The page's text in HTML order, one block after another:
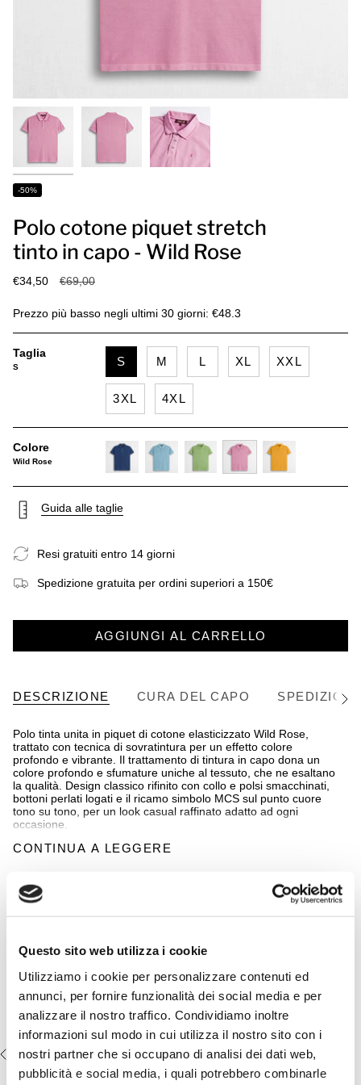
Questo sito web utilizza i cookie
Utilizziamo i cookie per personalizzare contenuti ed
annunci, per fornire funzionalità dei social media e per
analizzare il nostro traffico. Condividiamo inoltre
informazioni sul modo in cui utilizza il nostro sito con i
nostri partner che si occupano di analisi dei dati web,
pubblicità e social media, i quali potrebbero combinarle
-50%
Polo cotone piquet stretch
tinto in capo - Wild Rose
€34,50
Prezzo
€69,00
Prezzo più basso negli ultimi 30 giorni: €48.3
Taglia
S S M L XL XXL
3XL 4XL
Colore
Wild Rose
Guida alle taglie
Resi gratuiti entro 14 giorni
Spedizione gratuita per ordini superiori a 150€
AGGIUNGI AL CARRELLO
DESCRIZIONE CURA DEL CAPO
Vedi
Polo tinta unita in piquet di cotone elasticizzato Wild Rose,
trattato con tecnica di sovratintura per un effetto colore
profondo e vibrante. Il trattamento di tintura in capo dona un
colore profondo e sfumature uniche al tessuto, che ne esaltano
la qualità. Design classico rifinito con collo e polsi smacchinati,
bottoni perlati logati e il ricamo simbolo MCS sul punto cuore
tono su tono, per un look casual raffinato adatto ad ogni
occasione.
- trattamento tinto in capo
- vestibilità regular fit
- chiusura con bottoni effetto legno
- logo MCS ricamato sul petto
- Colore: Wild Rose
14MPS010-02306
CONTINUA A LEGGERE
Completa il look:
€54,50 €109,00
VISTI DI RECENTE